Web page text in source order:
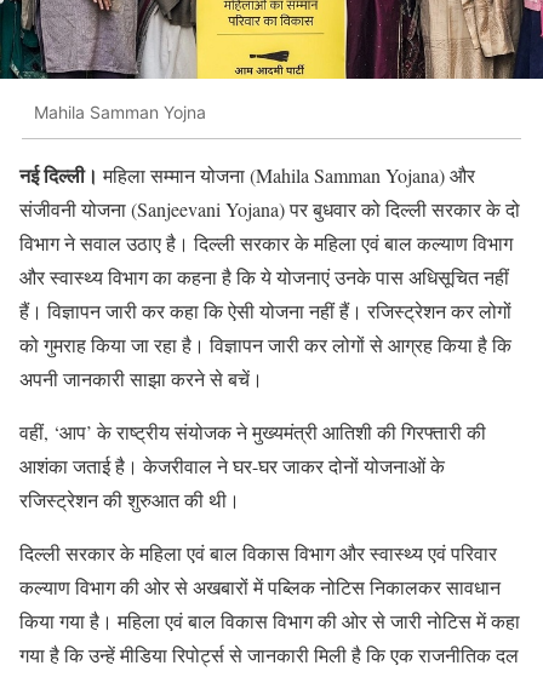
Mahila Samman Yojna
नई दिल्ली। महिला सम्मान योजना (Mahila Samman Yojana) और
संजीवनी योजना (Sanjeevani Yojana) पर बुधवार को दिल्ली सरकार के दो
विभाग ने सवाल उठाए है। दिल्ली सरकार के महिला एवं बाल कल्याण विभाग
और स्वास्थ्य विभाग का कहना है कि ये योजनाएं उनके पास अधिसूचित नहीं
हैं। विज्ञापन जारी कर कहा कि ऐसी योजना नहीं हैं। रजिस्ट्रेशन कर लोगों
को गुमराह किया जा रहा है। विज्ञापन जारी कर लोगों से आग्रह किया है कि
अपनी जानकारी साझा करने से बचें।
वहीं, ‘आप’ के राष्ट्रीय संयोजक ने मुख्यमंत्री आतिशी की गिरफ्तारी की
आशंका जताई है। केजरीवाल ने घर-घर जाकर दोनों योजनाओं के
रजिस्ट्रेशन की शुरुआत की थी।
दिल्ली सरकार के महिला एवं बाल विकास विभाग और स्वास्थ्य एवं परिवार
कल्याण विभाग की ओर से अखबारों में पब्लिक नोटिस निकालकर सावधान
किया गया है। महिला एवं बाल विकास विभाग की ओर से जारी नोटिस में कहा
गया है कि उन्हें मीडिया रिपोर्ट्स से जानकारी मिली है कि एक राजनीतिक दल